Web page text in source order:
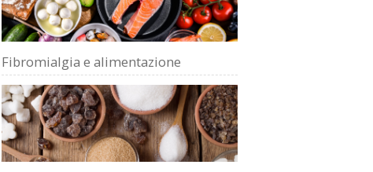
Fibromialgia e alimentazione